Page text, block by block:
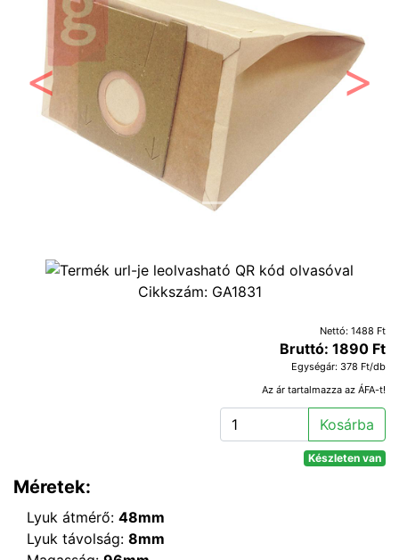
Előző
Cikkszám: GA1831
Nettó: 1488 Ft
Bruttó: 1890 Ft
Egységár: 378 Ft/db
Az ár tartalmazza az ÁFA-t!
Kosárba
Készleten van
Méretek:
Lyuk átmérő: 48mm
Lyuk távolság: 8mm